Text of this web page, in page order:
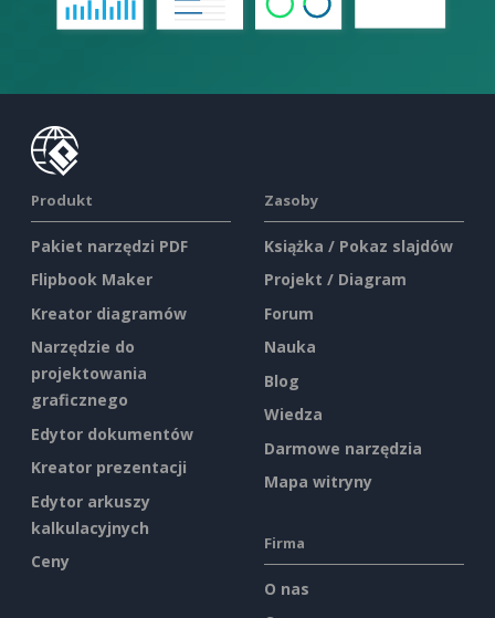
Produkt
Pakiet narzędzi PDF
Flipbook Maker
Kreator diagramów
Narzędzie do
projektowania
graficznego
Edytor dokumentów
Kreator prezentacji
Edytor arkuszy
kalkulacyjnych
Ceny
Zasoby
Książka / Pokaz slajdów
Projekt / Diagram
Forum
Nauka
Blog
Wiedza
Darmowe narzędzia
Mapa witryny
Firma
O nas